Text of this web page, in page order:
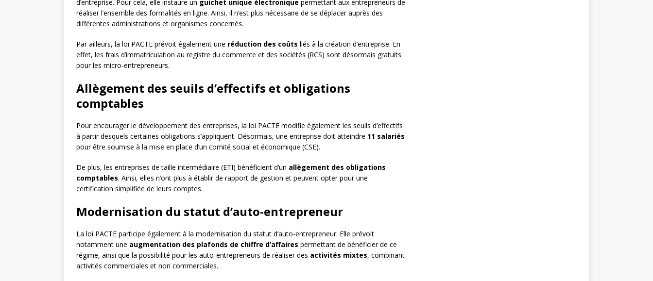
d’entreprise. Pour cela, elle instaure un guichet unique électronique permettant aux entrepreneurs de
réaliser l’ensemble des formalités en ligne. Ainsi, il n’est plus nécessaire de se déplacer auprès des
différentes administrations et organismes concernés.
Par ailleurs, la loi PACTE prévoit également une réduction des coûts liés à la création d’entreprise. En
effet, les frais d’immatriculation au registre du commerce et des sociétés (RCS) sont désormais gratuits
pour les micro-entrepreneurs.
Allègement des seuils d’effectifs et obligations
comptables
Pour encourager le développement des entreprises, la loi PACTE modifie également les seuils d’effectifs
à partir desquels certaines obligations s’appliquent. Désormais, une entreprise doit atteindre 11 salariés
pour être soumise à la mise en place d’un comité social et économique (CSE).
De plus, les entreprises de taille intermédiaire (ETI) bénéficient d’un allègement des obligations
comptables. Ainsi, elles n’ont plus à établir de rapport de gestion et peuvent opter pour une
certification simplifiée de leurs comptes.
Modernisation du statut d’auto-entrepreneur
La loi PACTE participe également à la modernisation du statut d’auto-entrepreneur. Elle prévoit
notamment une augmentation des plafonds de chiffre d’affaires permettant de bénéficier de ce
régime, ainsi que la possibilité pour les auto-entrepreneurs de réaliser des activités mixtes, combinant
activités commerciales et non commerciales.